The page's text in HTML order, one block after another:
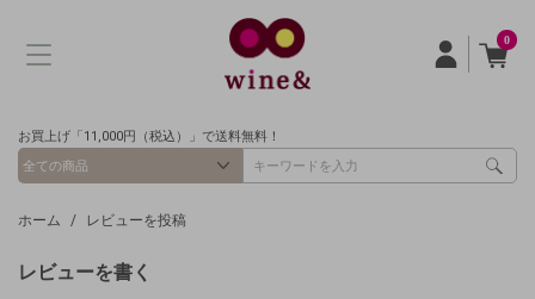
0
お買上げ「11,000円（税込）」で送料無料！
ホーム レビューを投稿
レビューを書く